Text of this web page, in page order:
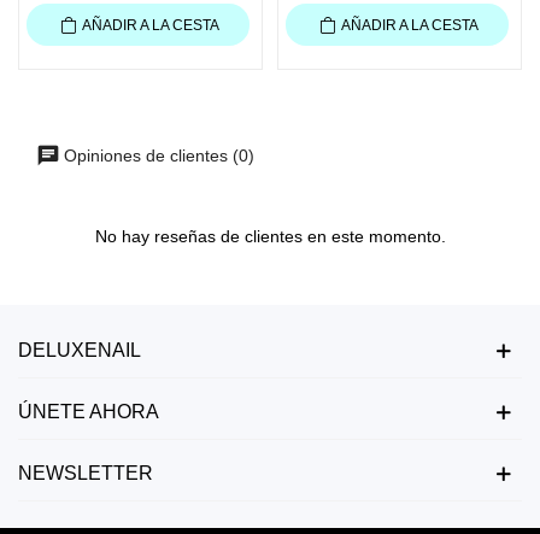
AÑADIR A LA CESTA AÑADIR A LA CESTA
Opiniones de clientes (0)
No hay reseñas de clientes en este momento.
DELUXENAIL
ÚNETE AHORA
NEWSLETTER